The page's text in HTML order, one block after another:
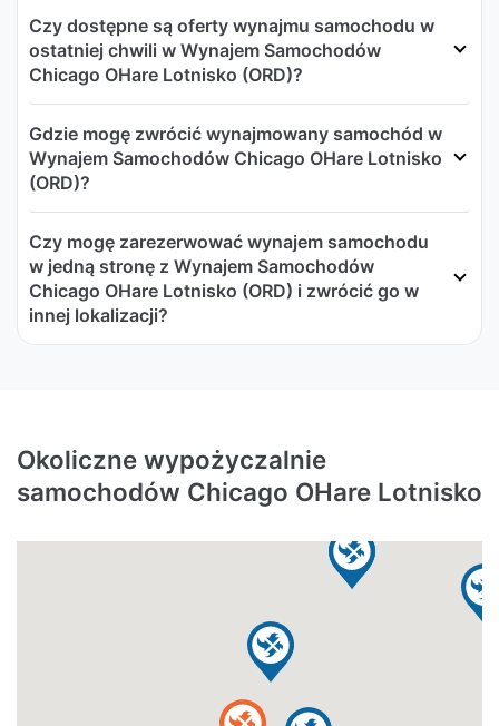
Czy dostępne są oferty wynajmu samochodu w
ostatniej chwili w Wynajem Samochodów
Chicago OHare Lotnisko (ORD)?
Gdzie mogę zwrócić wynajmowany samochód w
Wynajem Samochodów Chicago OHare Lotnisko
(ORD)?
Czy mogę zarezerwować wynajem samochodu
w jedną stronę z Wynajem Samochodów
Chicago OHare Lotnisko (ORD) i zwrócić go w
innej lokalizacji?
Okoliczne wypożyczalnie
samochodów Chicago OHare Lotnisko